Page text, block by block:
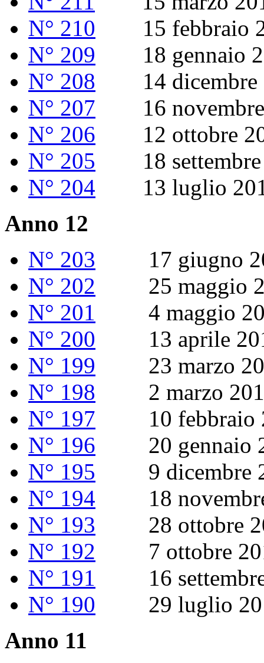
N° 210 15 febbraio
N° 209 18 gennaio
N° 208 14 dicembre
N° 207 16 novembre
N° 206 12 ottobre
N° 205 18 settembre
N° 204 13 luglio
Anno 12
N° 203 17 giugno
N° 202 25 maggio
N° 201 4 maggio
N° 200 13 aprile
N° 199 23 marzo
N° 198 2 marzo
N° 197 10 febbraio
N° 196 20 gennaio
N° 195 9 dicembre
N° 194 18
N° 193 28 ottobre
N° 192 7 ottobre
N° 191 16 settembre
N° 190 29 luglio
Anno 11